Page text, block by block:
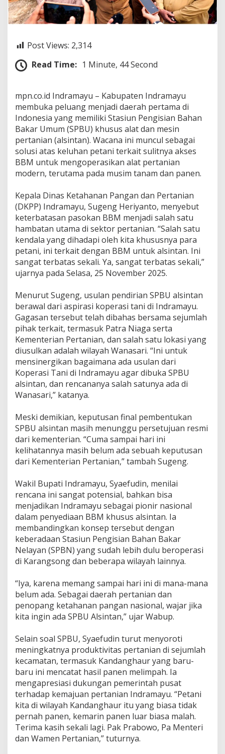
a
d
i
a
e
r
t
a
m
a
d
i
n
o
n
e
s
a
M
i
i
S
P
B
U
K
h
u
u
s
s
i
n
t
a
n
Post Views: 2,314
Read Time: 1 Minute, 44 Second
‎mpn.co.id Indramayu – Kabupaten Indramayu
membuka peluang menjadi daerah pertama di
Indonesia yang memiliki Stasiun Pengisian Bahan
Bakar Umum (SPBU) khusus alat dan mesin
pertanian (alsintan). Wacana ini muncul sebagai
solusi atas keluhan petani terkait sulitnya akses
BBM untuk mengoperasikan alat pertanian
modern, terutama pada musim tanam dan panen.
‎Kepala Dinas Ketahanan Pangan dan Pertanian
(DKPP) Indramayu, Sugeng Heriyanto, menyebut
keterbatasan pasokan BBM menjadi salah satu
hambatan utama di sektor pertanian. “Salah satu
kendala yang dihadapi oleh kita khususnya para
petani, ini terkait dengan BBM untuk alsintan. Ini
sangat terbatas sekali. Ya, sangat terbatas sekali,”
ujarnya pada Selasa, 25 November 2025.
‎Menurut Sugeng, usulan pendirian SPBU alsintan
berawal dari aspirasi koperasi tani di Indramayu.
Gagasan tersebut telah dibahas bersama sejumlah
pihak terkait, termasuk Patra Niaga serta
Kementerian Pertanian, dan salah satu lokasi yang
diusulkan adalah wilayah Wanasari. “Ini untuk
mensinergikan bagaimana ada usulan dari
Koperasi Tani di Indramayu agar dibuka SPBU
alsintan, dan rencananya salah satunya ada di
Wanasari,” katanya.
‎Meski demikian, keputusan final pembentukan
SPBU alsintan masih menunggu persetujuan resmi
dari kementerian. “Cuma sampai hari ini
kelihatannya masih belum ada sebuah keputusan
dari Kementerian Pertanian,” tambah Sugeng.
‎Wakil Bupati Indramayu, Syaefudin, menilai
rencana ini sangat potensial, bahkan bisa
menjadikan Indramayu sebagai pionir nasional
dalam penyediaan BBM khusus alsintan. Ia
membandingkan konsep tersebut dengan
keberadaan Stasiun Pengisian Bahan Bakar
Nelayan (SPBN) yang sudah lebih dulu beroperasi
di Karangsong dan beberapa wilayah lainnya.
‎“Iya, karena memang sampai hari ini di mana-mana
belum ada. Sebagai daerah pertanian dan
penopang ketahanan pangan nasional, wajar jika
kita ingin ada SPBU Alsintan,” ujar Wabup.
‎Selain soal SPBU, Syaefudin turut menyoroti
meningkatnya produktivitas pertanian di sejumlah
kecamatan, termasuk Kandanghaur yang baru-
baru ini mencatat hasil panen melimpah. Ia
mengapresiasi dukungan pemerintah pusat
terhadap kemajuan pertanian Indramayu. “Petani
kita di wilayah Kandanghaur itu yang biasa tidak
pernah panen, kemarin panen luar biasa malah.
Terima kasih sekali lagi. Pak Prabowo, Pa Menteri
dan Wamen Pertanian,” tuturnya.